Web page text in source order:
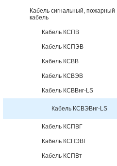
Кабель сигнальный, пожарный
кабель
Кабель КСПВ
Кабель КСПЭВ
Кабель КСВВ
Кабель КСВЭВ
Кабель КСВВнг-LS
Кабель КСВЭВнг-LS
Кабель КСПВГ
Кабель КСПЭВГ
Кабель КСПВт